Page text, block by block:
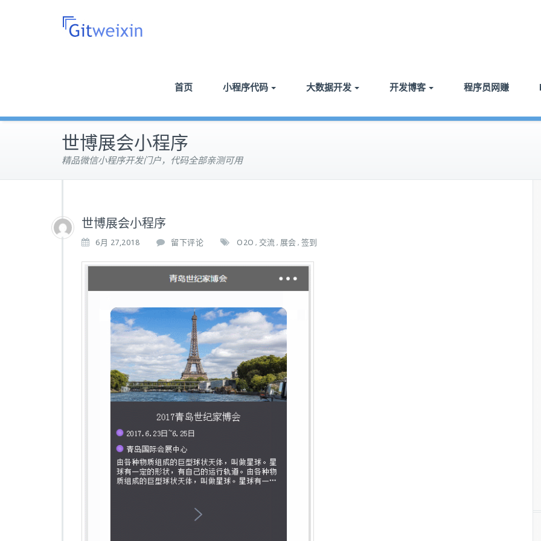
首页 小程序代码 大数据开发 开发博客 程序员网赚
世博展会小程序
精品微信小程序开发门户，代码全部亲测可用
世博展会小程序
6月 27,2018 留下评论 O2O , 交流 , 展会 , 签到